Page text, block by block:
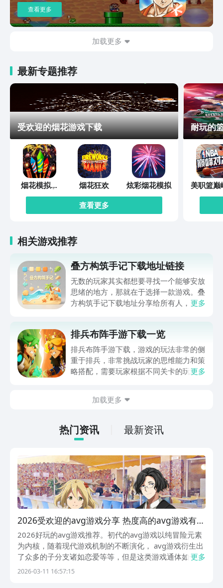
查看更多
加载更多
最新专题推荐
受欢迎的烟花游戏下载
烟花模拟器
2022游戏
烟花狂欢
炫彩烟花模拟
查看更多
耐玩的
美职篮巅
决
相关游戏推荐
叠方构筑手记下载地址链接
无数的玩家其实都想要寻找一个能够安放
思绪的地方，那就在于选择一款游戏。叠
方构筑手记下载地址分享给所有人，这一
情。如果大家想要下载这款游戏，其实方
法很简单，通过以下的链接即可先来看一
下游戏的主要乐趣吧。
更多
排兵布阵手游下载一览
排兵布阵手游下载，游戏的玩法非常的侧
重于排兵，非常挑战玩家的思维能力和策
略搭配，需要玩家根据不同关卡的玩法设
一种士兵都有自己独特的技能，及运用的
急切的想要连接，现在，就和小编一起来
阅览一下吧！
更多
加载更多
热门资讯 最新资讯
2026受欢迎的avg游戏分享 热度高的avg游戏有哪
几款
2026好玩的avg游戏推荐。初代的avg游戏以纯冒险元素
为内核，随着现代游戏机制的不断演化， avg游戏衍生出
了众多的子分支诸如恋爱等等，但是这类游戏通体如一，
都以文字作为的基石，以下精挑细选的avg游戏，均来自
更多
2026-03-11 16:57:15